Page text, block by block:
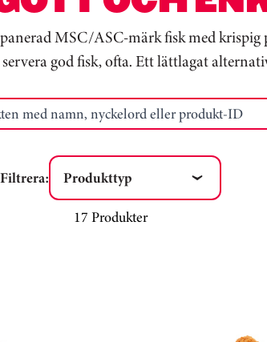
MSC/ASC-märk fisk med
god fisk, ofta. Ett lättlagat
namn, nyckelord eller produkt-ID
Filtrera:
Produkttyp
17 Produkter